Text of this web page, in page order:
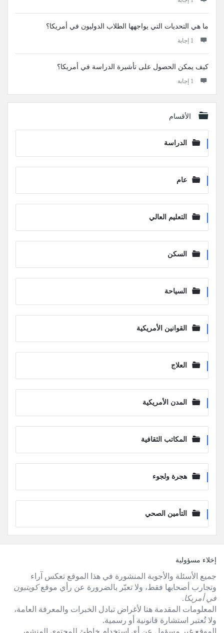
ما هي التحديات التي يواجهها الطلاب الدوليون في أمريكا؟
‫1 إجابة
كيف يمكن الحصول على تأشيرة الدراسة في أمريكا؟
‫1 إجابة
الأقسام
الدراسة
عام
التعليم العالي
السكن
السياحة
القوانين الأمريكية
العلاج
المدن الأمريكية
المكاتب الثقافية
هجرة ولجوء
التأمين الصحي
الفوترإخلاء مسؤولية
جميع الأسئلة والأجوبة المنشورة في هذا الموقع تعكس آراء
وتجارب أصحابها فقط، ولا تعبّر بالضرورة عن رأي موقعكويتيون
في أمريكا.
المعلومات المقدمة هنا لأغراض تبادل الخبرات والمعرفة العامة،
ولا تُعتبر استشارة قانونية أو رسمية.
الموقع غير مسؤول عن أي استخدام خاطئ للمحتوى المنشور.